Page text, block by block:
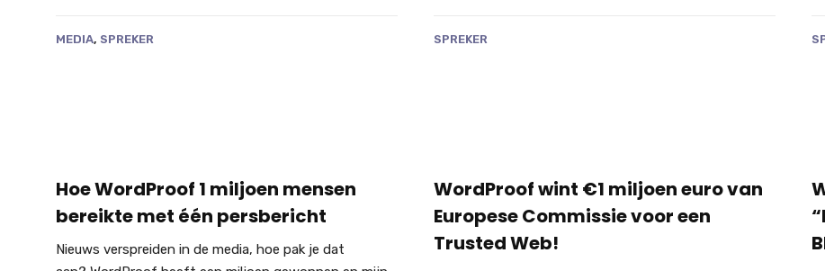
MEDIA, SPREKER SPREKER
Hoe WordProof 1 miljoen mensen
bereikte met één persbericht
Nieuws verspreiden in de media, hoe pak je dat
WordProof wint €1 miljoen euro van
Europese Commissie voor een
Trusted Web!